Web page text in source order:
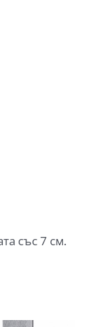
със 7 см.